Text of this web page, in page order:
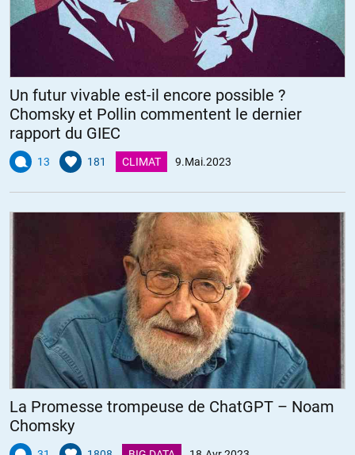
Un futur vivable est-il encore possible ?
Chomsky et Pollin commentent le dernier
rapport du GIEC
13 181 CLIMAT 9.Mai.2023
La Promesse trompeuse de ChatGPT – Noam
Chomsky